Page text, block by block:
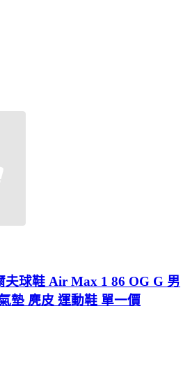
球鞋 Air Max 1 86 OG G 男
墊 麂皮 運動鞋 單一價